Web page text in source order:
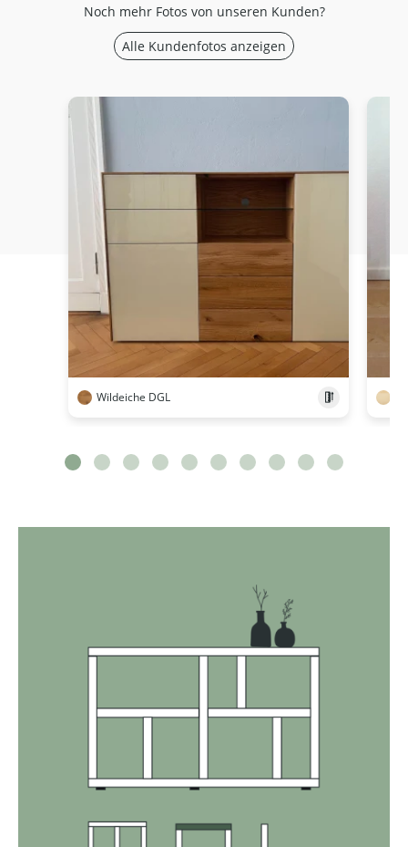
Noch mehr Fotos von unseren Kunden?
Alle Kundenfotos anzeigen
Wildeiche DGL